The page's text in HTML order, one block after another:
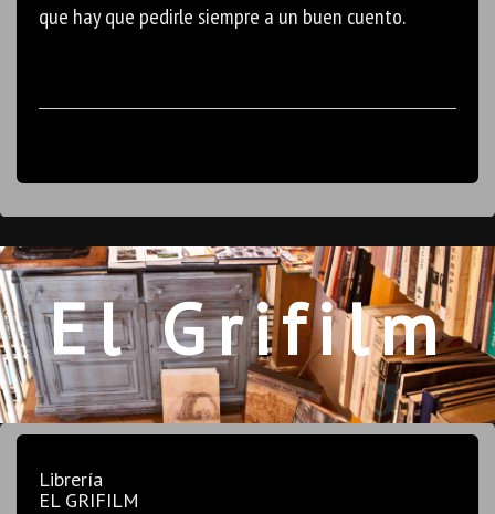
que hay que pedirle siempre a un buen cuento.
El Grifilm
Librería
EL GRIFILM